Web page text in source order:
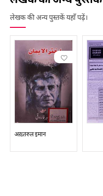
लेखक की अन्य पुस्तकें यहाँ पढ़ें।
अख़्तरुल इमान